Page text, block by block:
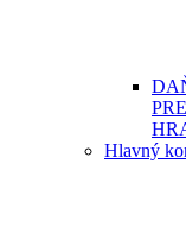
Hlavný